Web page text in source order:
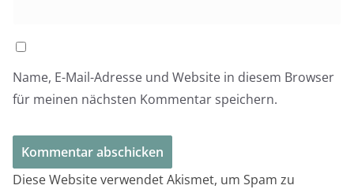
Name, E-Mail-Adresse und Website in diesem Browser
für meinen nächsten Kommentar speichern.
Diese Website verwendet Akismet, um Spam zu